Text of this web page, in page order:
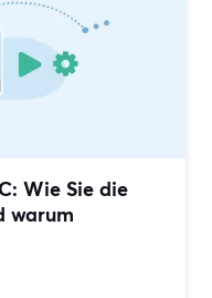
Wie Sie die
warum